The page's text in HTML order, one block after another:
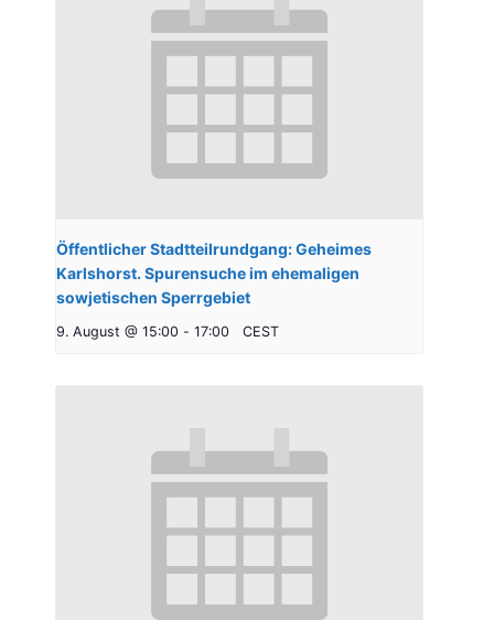
Öffentlicher Stadtteilrundgang: Geheimes
Karlshorst. Spurensuche im ehemaligen
sowjetischen Sperrgebiet
9. August @ 15:00 - 17:00 CEST